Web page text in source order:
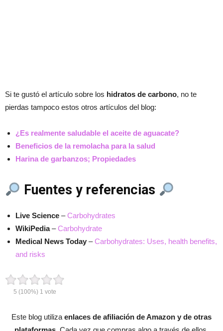
Si te gustó el artículo sobre los hidratos de carbono, no te
pierdas tampoco estos otros artículos del blog:
¿Es realmente saludable el aceite de aguacate?
Beneficios de la remolacha para la salud
Harina de garbanzos; Propiedades
Fuentes y referencias
Live Science –Carbohydrates
WikiPedia–Carbohydrate
Medical News Today –Carbohydrates: Uses, health benefits,
and risks
5 (100%) 1 vote
Este blog utiliza enlaces de afiliación de Amazon y de otras